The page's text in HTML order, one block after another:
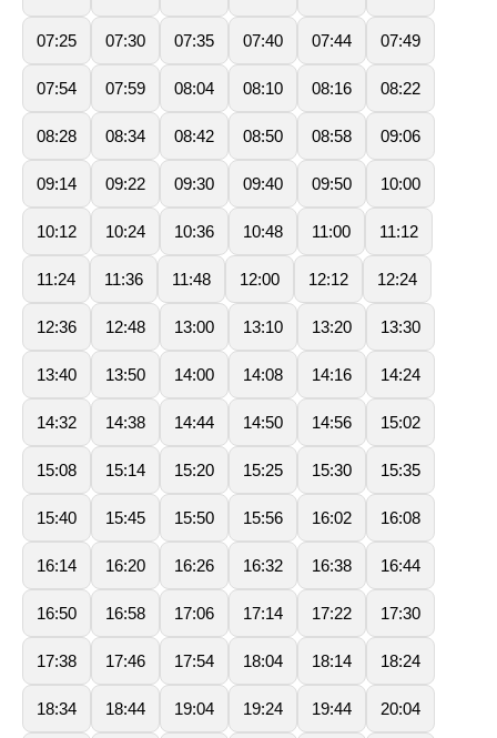
07:25 07:30 07:35 07:40 07:44 07:49
07:54 07:59 08:04 08:10 08:16 08:22
08:28 08:34 08:42 08:50 08:58 09:06
09:14 09:22 09:30 09:40 09:50 10:00
10:12 10:24 10:36 10:48 11:00 11:12
11:24 11:36 11:48 12:00 12:12 12:24
12:36 12:48 13:00 13:10 13:20 13:30
13:40 13:50 14:00 14:08 14:16 14:24
14:32 14:38 14:44 14:50 14:56 15:02
15:08 15:14 15:20 15:25 15:30 15:35
15:40 15:45 15:50 15:56 16:02 16:08
16:14 16:20 16:26 16:32 16:38 16:44
16:50 16:58 17:06 17:14 17:22 17:30
17:38 17:46 17:54 18:04 18:14 18:24
18:34 18:44 19:04 19:24 19:44 20:04